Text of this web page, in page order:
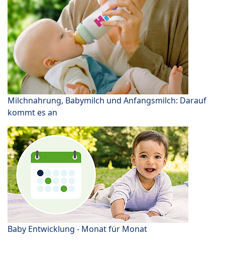
Milchnahrung, Babymilch und Anfangsmilch: Darauf
kommt es an
Baby Entwicklung - Monat für Monat